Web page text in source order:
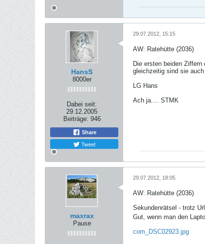
HansS
8000er
Dabei seit:
29.12.2005
Beiträge: 946
Share
Tweet
29.07.2012, 15:15
AW: Ratehütte (2036)
Die ersten beiden
gleichzeitig sind sie
LG Hans
Ach ja.... STMK
maxrax
Pause
29.07.2012, 18:05
AW: Ratehütte (2036)
Sekundenrätsel - trotz
Gut, wenn man den
com_DSC02923.jpg